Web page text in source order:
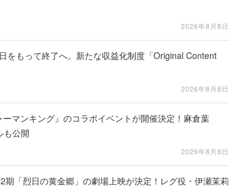
2026年8月8日
をもって終了へ。新たな収益化制度「Original Content
2026年8月8日
ーマンキング』のコラボイベントが開催決定！麻倉葉
も公開
2026年8月8日
期「烈日の黄金郷」の劇場上映が決定！レグ役・伊瀬茉莉